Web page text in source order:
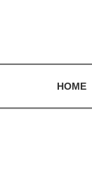
HOME